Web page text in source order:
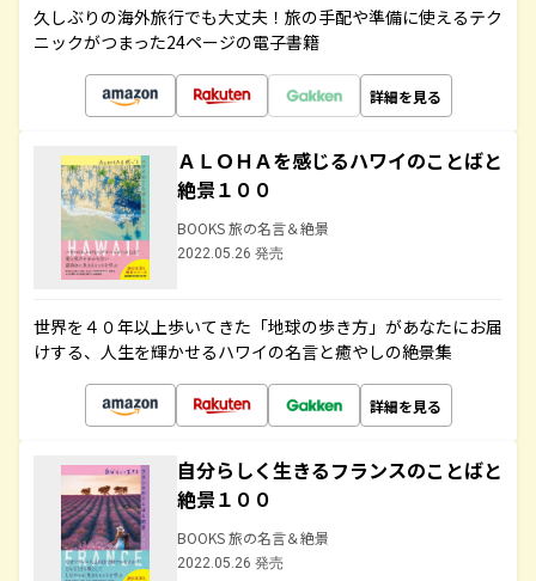
久しぶりの海外旅行でも大丈夫！旅の手配や準備に使えるテク
ニックがつまった24ページの電子書籍
詳細を見る
ＡＬＯＨＡを感じるハワイのことばと
絶景１００
BOOKS 旅の名言＆絶景
2022.05.26 発売
世界を４０年以上歩いてきた「地球の歩き方」があなたにお届
けする、人生を輝かせるハワイの名言と癒やしの絶景集
詳細を見る
自分らしく生きるフランスのことばと
絶景１００
BOOKS 旅の名言＆絶景
2022.05.26 発売